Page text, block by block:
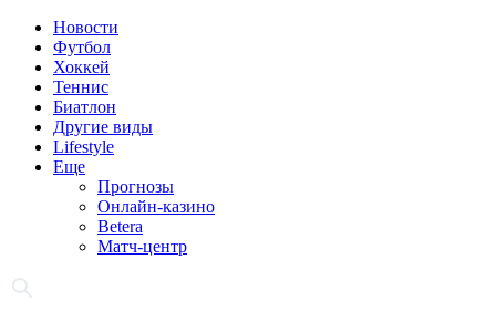
Новости
Футбол
Хоккей
Теннис
Биатлон
Другие виды
Lifestyle
Еще
Прогнозы
Онлайн-казино
Betera
Матч-центр